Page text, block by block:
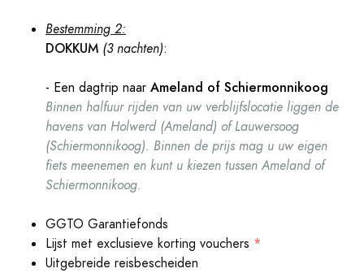
Bestemming 2:
DOKKUM (3 nachten):
- Een dagtrip naar Ameland of Schiermonnikoog
Binnen halfuur rijden van uw verblijfslocatie liggen de
havens van Holwerd (Ameland) of Lauwersoog
(Schiermonnikoog). Binnen de prijs mag u uw eigen
fiets meenemen en kunt u kiezen tussen Ameland of
Schiermonnikoog.
GGTO Garantiefonds
Lijst met exclusieve korting vouchers *
Uitgebreide reisbescheiden